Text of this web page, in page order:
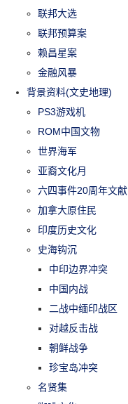
联邦大选
联邦预算案
赖昌星案
金融风暴
背景资料(文史地理)
PS3游戏机
ROM中国文物
世界海军
亚裔文化月
六四事件20周年文献
加拿大原住民
印度历史文化
史海钩沉
中印边界冲突
中国内战
二战中缅印战区
对越反击战
朝鲜战争
珍宝岛冲突
名贤集